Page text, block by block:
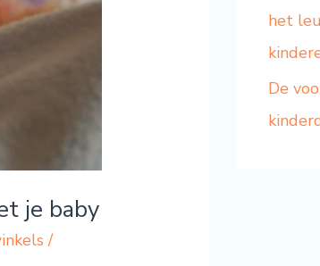
je baby
/
het
De